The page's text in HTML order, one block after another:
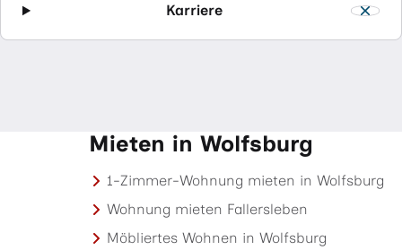
Karriere
Mieten in Wolfsburg
1-Zimmer-Wohnung mieten in Wolfsburg
Wohnung mieten Fallersleben
Möbliertes Wohnen in Wolfsburg